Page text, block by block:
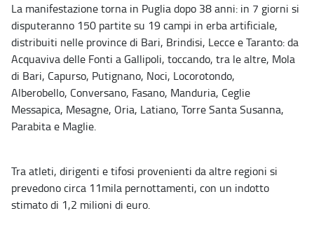
La manifestazione torna in Puglia dopo 38 anni: in 7 giorni si
disputeranno 150 partite su 19 campi in erba artificiale,
distribuiti nelle province di Bari, Brindisi, Lecce e Taranto: da
Acquaviva delle Fonti a Gallipoli, toccando, tra le altre, Mola
di Bari, Capurso, Putignano, Noci, Locorotondo,
Alberobello, Conversano, Fasano, Manduria, Ceglie
Messapica, Mesagne, Oria, Latiano, Torre Santa Susanna,
Parabita e Maglie.
Tra atleti, dirigenti e tifosi provenienti da altre regioni si
prevedono circa 11mila pernottamenti, con un indotto
stimato di 1,2 milioni di euro.